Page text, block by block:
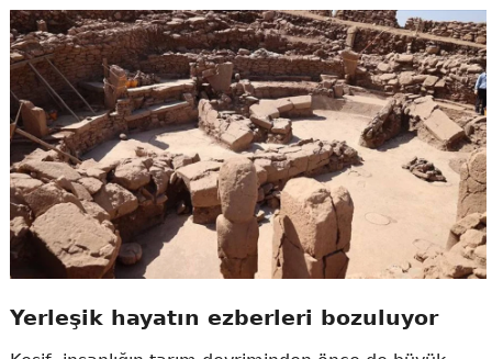
Yerleşik hayatın ezberleri bozuluyor